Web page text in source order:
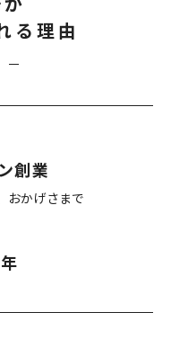
る理由
創業
おかげさまで
年